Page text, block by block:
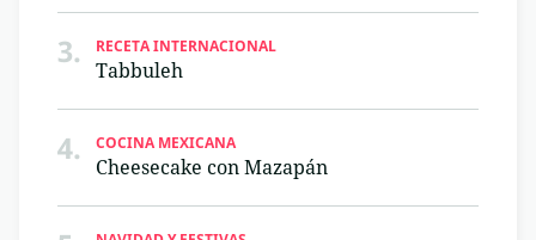
3. RECETA INTERNACIONAL
Tabbuleh
4. COCINA MEXICANA
Cheesecake con Mazapán